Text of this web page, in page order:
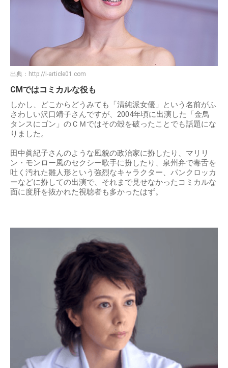
出典： http://i-article01.com
CMではコミカルな役も
しかし、どこからどうみても「清純派女優」という名前がふ
さわしい沢口靖子さんですが、2004年頃に出演した「金鳥
タンスにゴン」のＣＭではその殻を破ったことでも話題にな
りました。
田中眞紀子さんのような風貌の政治家に扮したり、マリリ
ン・モンロー風のセクシー歌手に扮したり、泉州弁で毒舌を
吐く汚れた雛人形という強烈なキャラクター、パンクロッカ
ーなどに扮しての出演で、それまで見せなかったコミカルな
面に度肝を抜かれた視聴者も多かったはず。